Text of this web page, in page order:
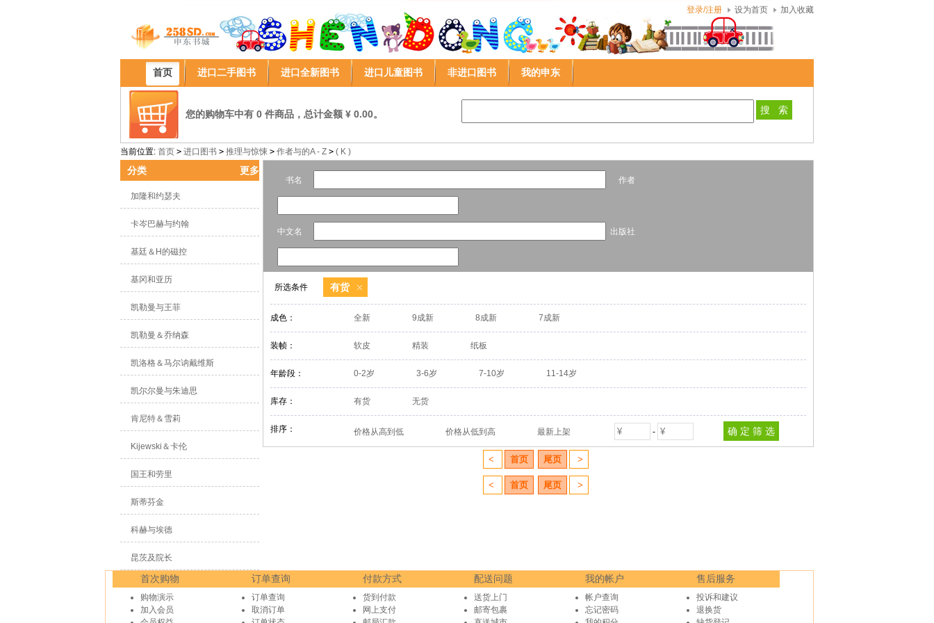
登录/注册 设为首页 加入收藏
首页 进口二手图书 进口全新图书 进口儿童图书 非进口图书 我的申东
您的购物车中有 0 件商品，总计金额 ¥ 0.00。
当前位置: 首页 > 进口图书 > 推理与惊悚 > 作者与的A - Z > ( K )
分类 更多
加隆和约瑟夫
卡岑巴赫与约翰
基廷＆H的磁控
基冈和亚历
凯勒曼与王菲
凯勒曼＆乔纳森
凯洛格＆马尔讷戴维斯
凯尔尔曼与朱迪思
肯尼特＆雪莉
Kijewski＆卡伦
国王和劳里
斯蒂芬金
科赫与埃德
昆茨及院长
书名 作者
中文名 出版社
所选条件 有货
成色： 全新 9成新 8成新 7成新
装帧： 软皮 精装 纸板
年龄段： 0-2岁 3-6岁 7-10岁 11-14岁
库存： 有货 无货
排序： 价格从高到低 价格从低到高 最新上架 -
< 首页 尾页 >
< 首页 尾页 >
首次购物
购物演示
加入会员
订单查询
订单查询
取消订单
付款方式
货到付款
网上支付
配送问题
送货上门
邮寄包裹
我的帐户
帐户查询
忘记密码
售后服务
投诉和建议
退换货